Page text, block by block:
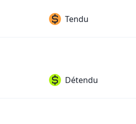
Tendu
Détendu